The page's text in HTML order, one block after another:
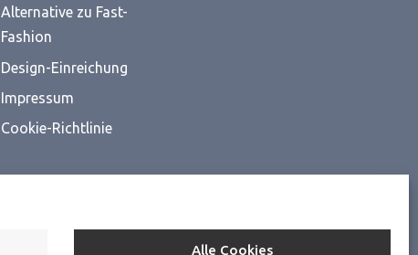
Alle Cookies
Alternative zu Fast-
Fashion
Design-Einreichung
Impressum
Cookie-Richtlinie